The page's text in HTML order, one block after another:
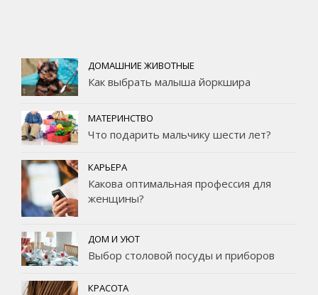
ДОМАШНИЕ ЖИВОТНЫЕ
Как выбрать малыша йоркшира
МАТЕРИНСТВО
Что подарить мальчику шести лет?
КАРЬЕРА
Какова оптимальная профессия для
женщины?
ДОМ И УЮТ
Выбор столовой посуды и приборов
КРАСОТА